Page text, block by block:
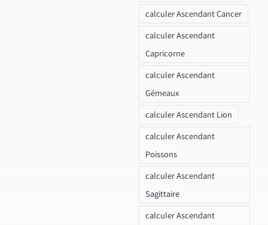
calculer Ascendant Cancer
calculer Ascendant
Capricorne
calculer Ascendant
Gémeaux
calculer Ascendant Lion
calculer Ascendant
Poissons
calculer Ascendant
Sagittaire
calculer Ascendant